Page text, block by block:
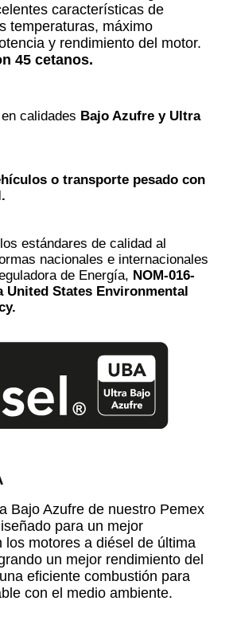
características de
temperaturas, máximo
y rendimiento del motor.
45 cetanos.
calidades Bajo Azufre y Ultra
o transporte pesado con
estándares de calidad al
nacionales e internacionales
de Energía, NOM-016-
United States Environmental
Bajo Azufre de nuestro Pemex
para un mejor
los motores a diésel de última
un mejor rendimiento del
eficiente combustión para
con el medio ambiente.